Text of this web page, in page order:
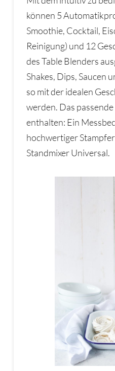
können 5
Smoothie, Cocktail,
Reinigung) und 12
des Table Blenders
Shakes, Dips, Saucen
so mit der idealen
werden. Das
enthalten: Ein
hochwertiger
Standmixer Universal.